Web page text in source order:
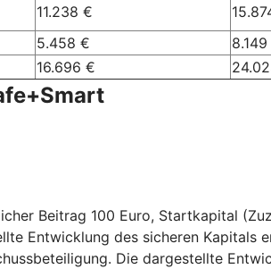
11.238 €
5.458 €
16.696 €
Beitrag 100 Euro, Startkapital
Entwicklung des sicheren
Die dargestellte